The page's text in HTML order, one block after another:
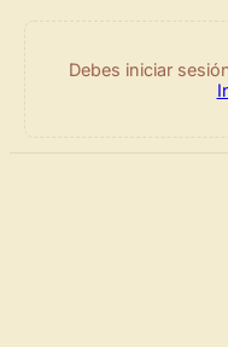
Debes iniciar